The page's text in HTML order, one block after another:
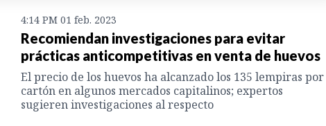
4:14 PM 01 feb. 2023
Recomiendan investigaciones para evitar
prácticas anticompetitivas en venta de huevos
El precio de los huevos ha alcanzado los 135 lempiras por
cartón en algunos mercados capitalinos; expertos
sugieren investigaciones al respecto